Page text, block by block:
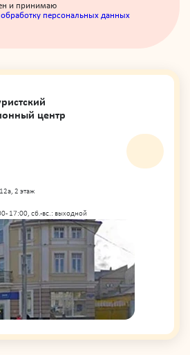
и принимаю
обработку персональных данных
центр
2 этаж
- 17:00, сб.-вс.: выходной